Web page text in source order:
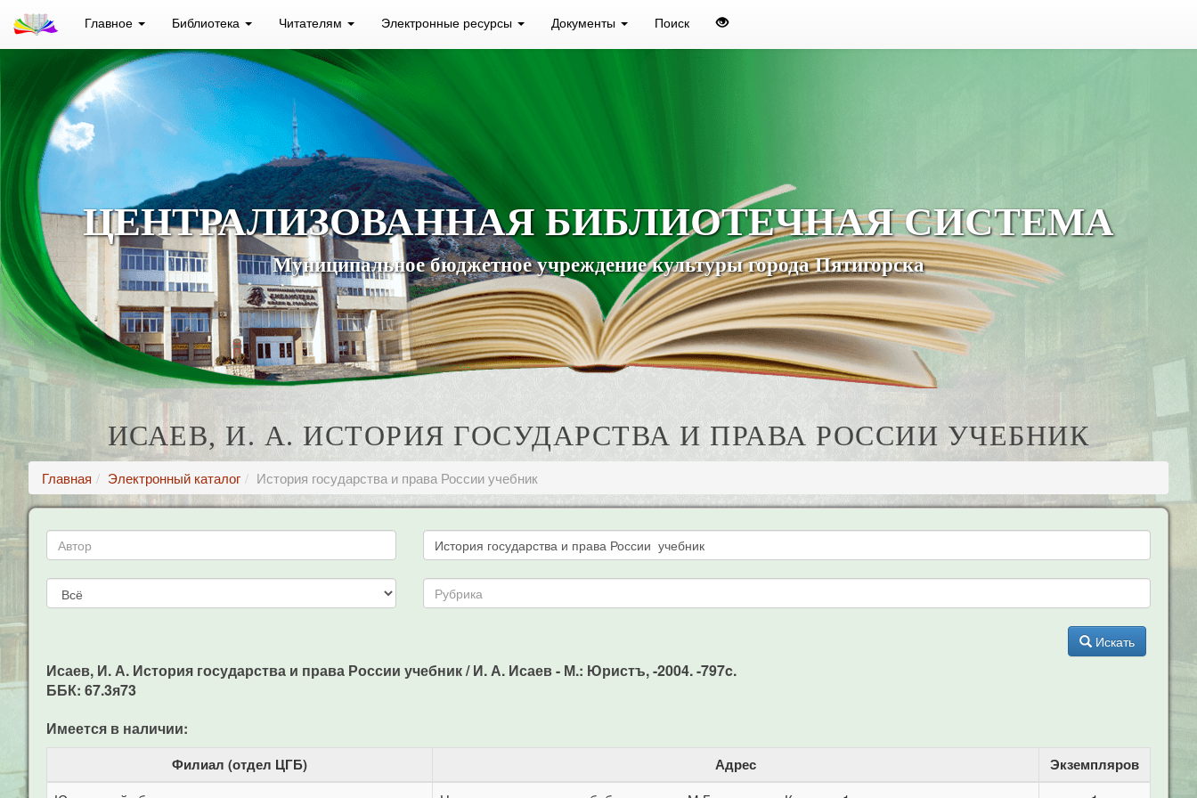
Главное Библиотека Читателям Электронные ресурсы Документы Поиск
ЦЕНТРАЛИЗОВАННАЯ БИБЛИОТЕЧНАЯ СИСТЕМА
Муниципальное бюджетное учреждение культуры города Пятигорска
ИСАЕВ, И. А. ИСТОРИЯ ГОСУДАРСТВА И ПРАВА РОССИИ УЧЕБНИК
Главная Электронный каталог История государства и права России учебник
Искать
Исаев, И. А. История государства и права России учебник / И. А. Исаев - М.: Юристъ, -2004. -797c.
ББК: 67.3я73
Имеется в наличии:
Филиал (отдел ЦГБ) Адрес Экземпляров